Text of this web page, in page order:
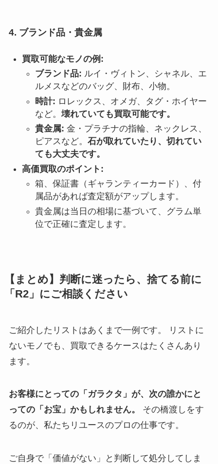
4. ブランド品・貴金属
買取可能なモノの例:
ブランド品: ルイ・ヴィトン、シャネル、エ
ルメスなどのバッグ、財布、小物。
時計: ロレックス、オメガ、タグ・ホイヤー
など。 壊れていても買取可能です。
貴金属: 金・プラチナの指輪、ネックレス、
ピアスなど。 石が取れていたり、切れてい
ても大丈夫です。
高価買取のポイント:
箱、保証書（ギャランティーカード）、付
属品があれば査定額がアップします。
貴金属は当日の相場に基づいて、グラム単
位で正確に査定します。
【まとめ】判断に迷ったら、捨てる前に
「R2」にご相談ください
ご紹介したリストはあくまで一例です。 リストに
ないモノでも、買取できるケースはたくさんあり
ます。
お客様にとっての「ガラクタ」が、次の誰かにと
っての「お宝」かもしれません。
その橋渡しをす
るのが、私たちリユースのプロの仕事です。
ご自身で「価値がない」と判断して処分してしま